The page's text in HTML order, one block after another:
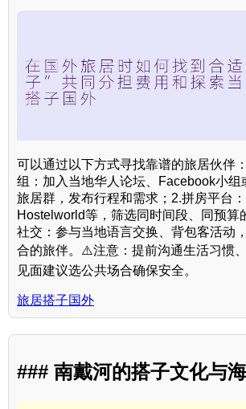
可以通过以下方式寻找靠谱的旅居伙伴
组：加入当地华人论坛、Facebook小组
旅居群，发布行程和需求；2.拼房平台：
Hostelworld等，筛选同时间段、同预算
社交：参与当地语言交换、背包客活动
合的旅伴。⚠️注意：提前沟通生活习惯
见面建议选公共场合确保安全。
旅居搭子国外
### 南戴河的搭子文化与